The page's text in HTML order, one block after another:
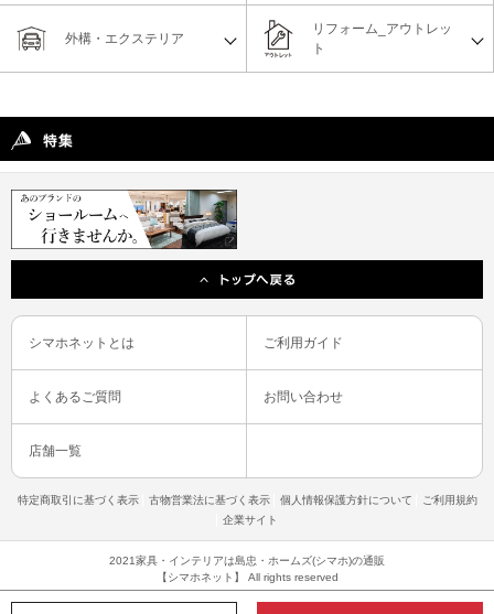
リフォーム_アウトレッ
ト
外構・エクステリア
シマホネットとは ご利用ガイド
よくあるご質問 お問い合わせ
店舗一覧
特定商取引に基づく表示 古物営業法に基づく表示 個人情報保護方針について
ご利用規約
企業サイト
2021家具・インテリアは島忠・ホームズ(シマホ)の通販
【シマホネット】 All rights reserved